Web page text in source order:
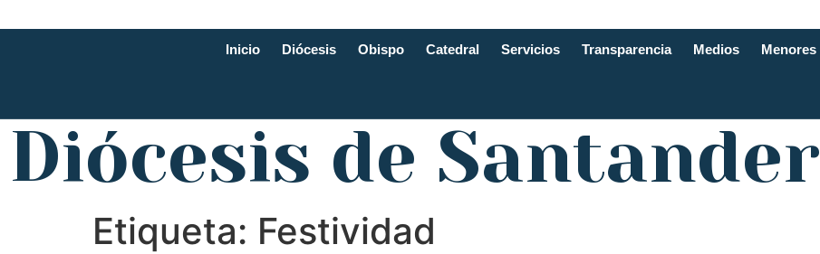
Inicio Diócesis Obispo Catedral Servicios Transparencia Medios
Menores
Diócesis de Santander
Etiqueta: Festividad